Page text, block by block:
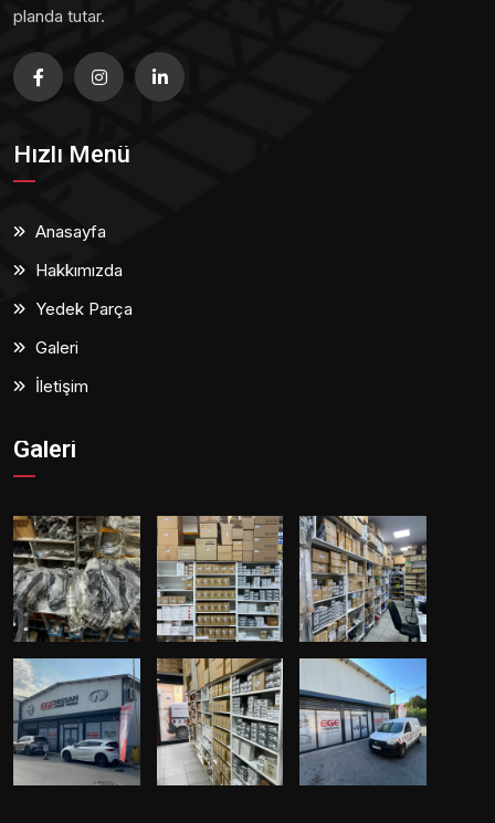
planda tutar.
Hızlı Menü
Anasayfa
Hakkımızda
Yedek Parça
Galeri
İletişim
Galeri